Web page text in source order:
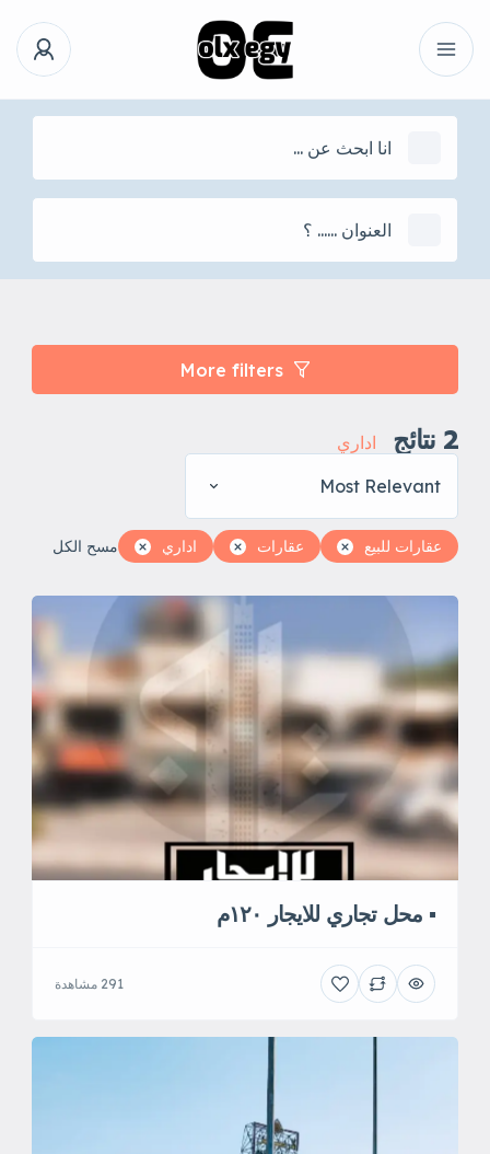
More filters
2 نتائج
اداري
Most Relevant
عقارات للبيع عقارات اداري مسح الكل
▪︎ محل تجاري للايجار ١٢٠م
291 مشاهدة